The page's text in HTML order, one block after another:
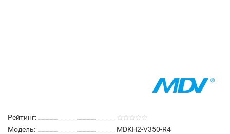
Рейтинг:
Модель:
MDKH2-V350-R4